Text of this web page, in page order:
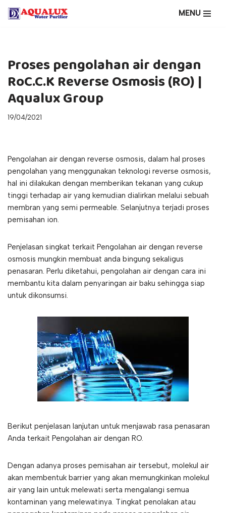
MENU
Proses pengolahan air dengan
RoC.C.K Reverse Osmosis (RO) |
Aqualux Group
19/04/2021
Pengolahan air dengan reverse osmosis, dalam hal proses
pengolahan yang menggunakan teknologi reverse osmosis,
hal ini dilakukan dengan memberikan tekanan yang cukup
tinggi terhadap air yang kemudian dialirkan melalui sebuah
membran yang semi permeable. Selanjutnya terjadi proses
pemisahan ion.
Penjelasan singkat terkait Pengolahan air dengan reverse
osmosis mungkin membuat anda bingung sekaligus
penasaran. Perlu diketahui, pengolahan air dengan cara ini
membantu kita dalam penyaringan air baku sehingga siap
untuk dikonsumsi.
Berikut penjelasan lanjutan untuk menjawab rasa penasaran
Anda terkait Pengolahan air dengan RO.
Dengan adanya proses pemisahan air tersebut, molekul air
akan membentuk barrier yang akan memungkinkan molekul
air yang lain untuk melewati serta mengalangi semua
kontaminan yang melewatinya. Tingkat penolakan atau